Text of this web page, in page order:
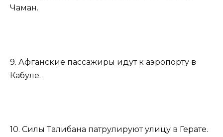
Чаман.
9. Афганские пассажиры идут к аэропорту в
Кабуле.
10. Силы Талибана патрулируют улицу в Герате.